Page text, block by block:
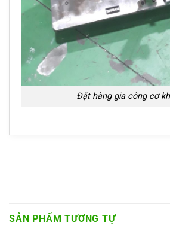
Đặt hàng gia công cơ
SẢN PHẨM TƯƠNG TỰ